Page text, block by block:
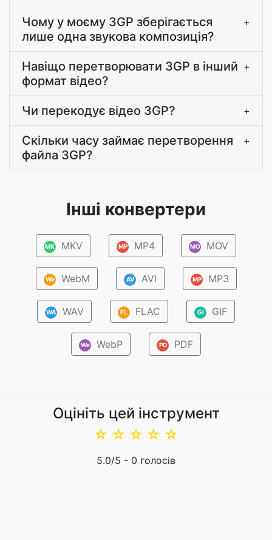
Чому у моєму 3GP зберігається
лише одна звукова композиція?
+
Навіщо перетворювати 3GP в інший
формат відео?
+
Чи перекодує відео 3GP? +
Скільки часу займає перетворення
файла 3GP?
+
Інші конвертери
MK MKV MP MP4 MO MOV
We WebM AV AVI MP MP3
WA WAV FL FLAC GI GIF
We WebP PD PDF
Оцініть цей інструмент
☆
☆
☆
☆
☆
5.0/5 - 0 голосів